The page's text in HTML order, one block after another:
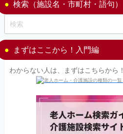
検索（施設名・市町村・語句）
まずはここから！入門編
わからない人は、まずはこちらから！